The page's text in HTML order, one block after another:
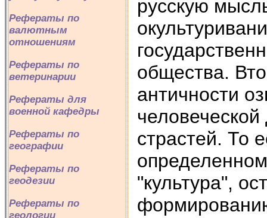
Рефераты по
валютным
отношениям
Рефераты по
ветеринарии
Рефераты для
военной кафедры
Рефераты по
географии
Рефераты по
геодезии
Рефераты по
геологии
русскую
общества.
античности
страстей. То
"культура",